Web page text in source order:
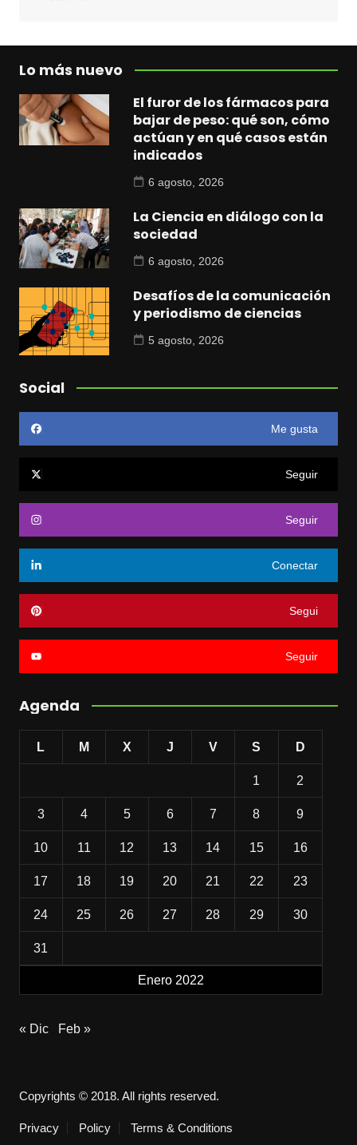
Lo más nuevo
El furor de los fármacos para
bajar de peso: qué son, cómo
actúan y en qué casos están
indicados
6 agosto, 2026
La Ciencia en diálogo con la
sociedad
6 agosto, 2026
Desafíos de la comunicación
y periodismo de ciencias
5 agosto, 2026
Social
Me gusta
Seguir
Seguir
Conectar
Segui
Seguir
Agenda
Enero 2022
L M X J V S D
1 2
3 4 5 6 7 8 9
10 11 12 13 14 15 16
17 18 19 20 21 22 23
24 25 26 27 28 29 30
31
« Dic Feb »
Copyrights © 2018. All rights reserved.
Privacy Policy Terms & Conditions